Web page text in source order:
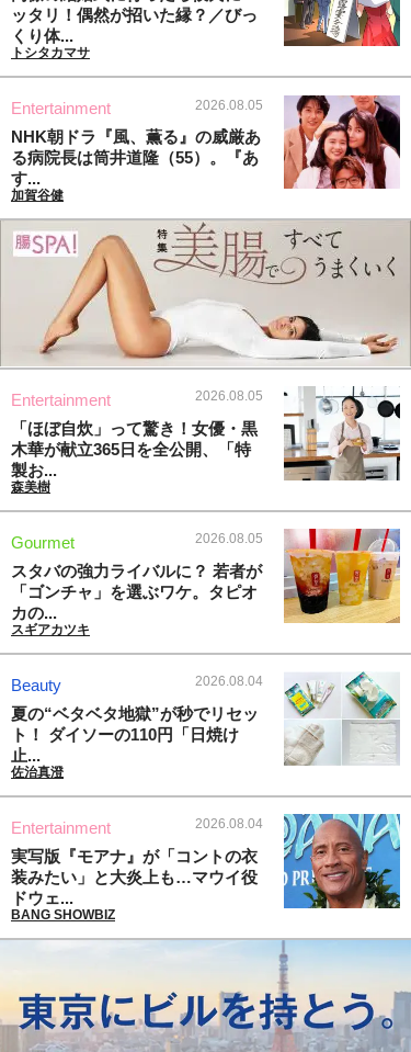
ッタリ！偶然が招いた縁？／びっ
くり体...
トシタカマサ
Entertainment 2026.08.05
NHK朝ドラ『風、薫る』の威厳あ
る病院長は筒井道隆（55）。『あ
す...
加賀谷健
Entertainment 2026.08.05
「ほぼ自炊」って驚き！女優・黒
木華が献立365日を全公開、「特
製お...
森美樹
Gourmet 2026.08.05
スタバの強力ライバルに？ 若者が
「ゴンチャ」を選ぶワケ。タピオ
カの...
スギアカツキ
Beauty 2026.08.04
夏の“ベタベタ地獄”が秒でリセッ
ト！ ダイソーの110円「日焼け
止...
佐治真澄
Entertainment 2026.08.04
実写版『モアナ』が「コントの衣
装みたい」と大炎上も…マウイ役
ドウェ...
BANG SHOWBIZ